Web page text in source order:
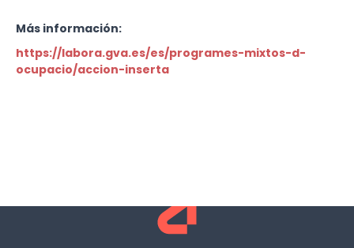
Más información:
https://labora.gva.es/es/programes-mixtos-d-
ocupacio/accion-inserta